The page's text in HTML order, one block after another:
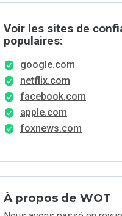
Voir les sites de
populaires:
google.com
netflix.com
facebook.com
apple.com
foxnews.com
À propos de WOT